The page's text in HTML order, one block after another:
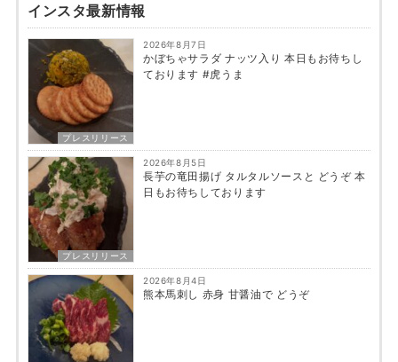
インスタ最新情報
プレスリリース
2026年8月7日
かぼちゃサラダ ナッツ入り 本日もお待ちし
ております #虎うま
プレスリリース
2026年8月5日
長芋の竜田揚げ タルタルソースと どうぞ 本
日もお待ちしております
2026年8月4日
熊本馬刺し 赤身 甘醤油で どうぞ